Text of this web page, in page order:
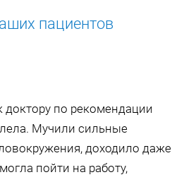
пациентов
по рекомендации
Мучили сильные
доходило даже
пойти на работу,